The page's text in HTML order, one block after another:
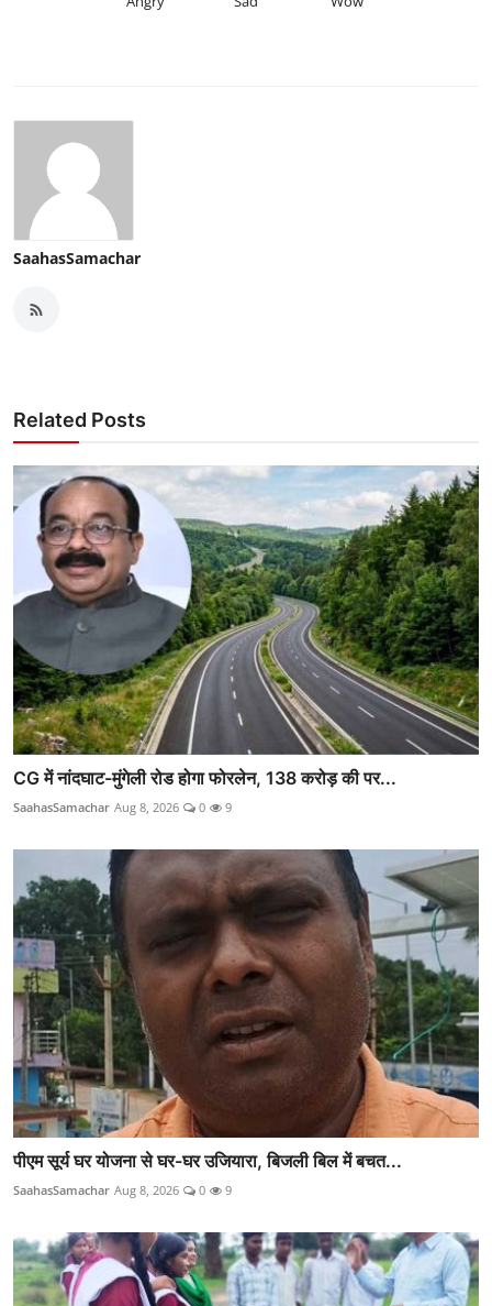
SaahasSamachar
Related Posts
CG में नांदघाट-मुंगेली रोड होगा फोरलेन, 138 करोड़ की पर...
SaahasSamachar Aug 8, 2026 0 9
पीएम सूर्य घर योजना से घर-घर उजियारा, बिजली बिल में बचत...
SaahasSamachar Aug 8, 2026 0 9